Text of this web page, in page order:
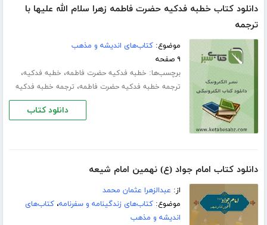
دانلود کتاب خطبه فدکیه حضرت فاطمه زهرا سلام الله علیها با
ترجمه
موضوع:کتاب‌های اندیشه و مذهب
۹ صفحه
برچسب‌ها: خطبه فدکیه حضرت فاطمه، خطبه فدکیه،
ترجمه خطبه فدکیه حضرت فاطمه، ترجمه خطبه فدکیه
دانلود کتاب
دانلود کتاب امام جواد (ع) نهمین امام شیعه
از: عبدالزهرا عثمان محمد
موضوع:کتاب‌های زندگینامه و سفرنامه،کتاب‌های
اندیشه و مذهب